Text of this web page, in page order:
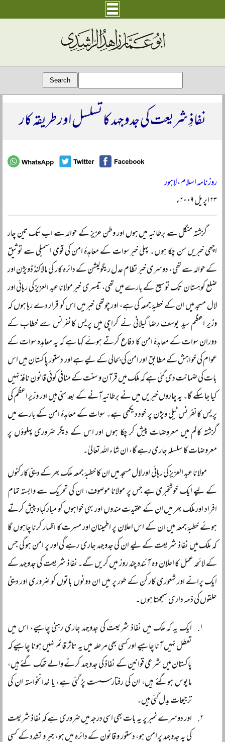
نفاذِ شریعت کی جدوجہد کا تسلسل اور طریقہ کار
روزنامہ اسلام، لاہور
۲۳ اپریل ۲۰۰۹ء
گزشتہ منگل سے برطانیہ میں ہوں اور وطن عزیز کے حوالہ سے اب تک تین چار
اچھی خبریں سن چکا ہوں۔ پہلی خبر سوات کے معاہدۂ امن کی قومی اسمبلی سے توثیق
کے حوالہ سے تھی، دوسری خبر نظام عدل ریگولیشن کے دائرہ کار کی مالاکنڈ ڈویژن اور
ضلع کوہستان تک توسیع کے بارے میں تھی، تیسری خبر مولانا عبد العزیز کی رہائی اور
لال مسجد میں ان کے خطبۂ جمعہ کی ہے، اور چوتھی خبر میں اس کو قرار دے رہا ہوں کہ
وزیر اعظم سید یوسف رضا گیلانی نے کراچی میں پریس کانفرنس سے خطاب کے
دوران سوات کے معاہدۂ امن کا دفاع کرتے ہوئے کہا ہے کہ یہ معاہدہ سوات کے
عوام کی خواہش کے مطابق اور امن کی بحالی کے لیے ہے اور دستور پاکستان میں اس
بات کی ضمانت دی گئی ہے کہ ملک میں قرآن و سنت کے منافی کوئی قانون نافذ نہیں
کیا جا سکے گا۔ یہ چاروں خبریں میں نے برطانیہ آنے کے بعد سنی ہیں اور وزیر اعظم کی
پریس کانفرنس ٹیلی ویژن پر خود دیکھی ہے۔ سوات کے معاہدۂ امن کے بارے میں
گزشتہ کالم میں معروضات پیش کر چکا ہوں اور اس کے دیگر ضروری پہلوؤں پر
معروضات کا سلسلہ جاری رہے گا، ان شاء اللہ تعالیٰ۔
مولانا عبد العزیز کی رہائی اور لال مسجد میں ان کا خطبۂ جمعہ ملک بھر کے دینی کارکنوں
کے لیے ایک خوشخبری ہے جس پر مولانا موصوف، ان کی تحریک سے وابستہ تمام
افراد اور ملک بھر میں ان کے عقیدت مندوں اور بہی خواہوں کو مبارکباد پیش کرتے
ہوئے خطبۂ جمعہ میں ان کے اس اعلان پر اطمینان اور مسرت کا اظہار کرنا چاہوں گا
کہ ملک میں نفاذ شریعت کے لیے ان کی جدوجہد جاری رہے گی اور پر امن ہو گی جس
کے لائحہ عمل کا اعلان وہ آئندہ چند روز میں کریں گے۔ نفاذ شریعت کی جدوجہد کے
ایک پرانے اور شعوری کارکن کے طور پر میں ان دونوں باتوں کو ضروری اور دینی
حلقوں کی ذمہ داری سمجھتا ہوں۔
ایک یہ کہ ملک میں نفاذ شریعت کی جدوجہد جاری رہنی چاہیے، اس میں
تعطل نہیں آنا چاہیے اور کسی بھی مرحلہ میں یہ تاثر قائم نہیں ہونا چاہیے کہ
پاکستان میں شرعی قوانین کے نفاذ کی جدوجہد کرنے والے تھک گئے ہیں،
مایوس ہوگئے ہیں، ان کی رفتار سست پڑ گئی ہے، یا خدانخواستہ ان کی
ترجیحات بدل گئی ہیں۔
اور دوسرے نمبر پر یہ بات بھی اسی درجہ میں ضروری ہے کہ نفاذ شریعت
کی یہ جدوجہد پر امن ہو، دستور و قانون کے دائرہ میں ہو، جبر و تشدد کے کسی